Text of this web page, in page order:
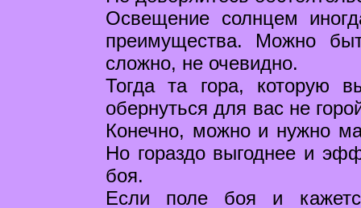
Освещение солнцем
преимущества. Можно
сложно, не очевидно.
Тогда та гора, которую
обернуться для вас не
Конечно, можно и нужно
Но гораздо выгоднее и
боя.
Если поле боя и